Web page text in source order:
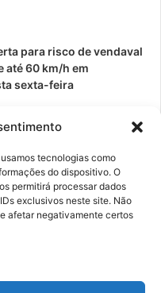
tecnologias como
do dispositivo. O
permitirá processar dados
exclusivos neste site. Não
afetar negativamente certos
para risco de vendaval
até 60 km/h em
sexta-feira
nota do IDEB no
| Desenvolvido por:
por:NP Publicidade